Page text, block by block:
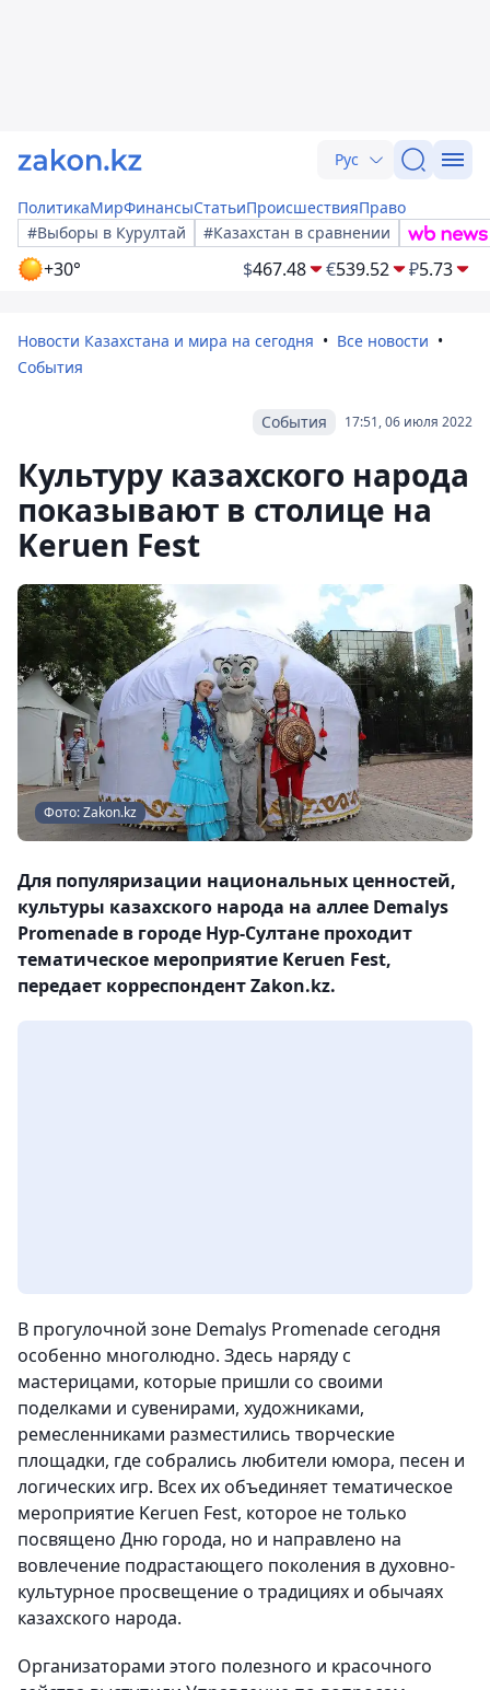
Рус
ПолитикаМирФинансыСтатьиПроисшествияПраво
#Выборы в Курултай
#Казахстан в сравнении
+30° $467.48 €539.52 ₽5.73
Новости Казахстана и мира на сегодня
Все новости
События
17:51, 06 июля 2022
События
Культуру казахского народа
показывают в столице на
Keruen Fest
Фото: Zakon.kz
Для популяризации национальных ценностей,
культуры казахского народа на аллее Demalys
Promenade в городе Нур-Султане проходит
тематическое мероприятие Keruen Fest,
передает корреспондент Zakon.kz.
В прогулочной зоне Demalys Promenade сегодня
особенно многолюдно. Здесь наряду с
мастерицами, которые пришли со своими
поделками и сувенирами, художниками,
ремесленниками разместились творческие
площадки, где собрались любители юмора, песен и
логических игр. Всех их объединяет тематическое
мероприятие Keruen Fest, которое не только
посвящено Дню города, но и направлено на
вовлечение подрастающего поколения в духовно-
культурное просвещение о традициях и обычаях
казахского народа.
Организаторами этого полезного и красочного